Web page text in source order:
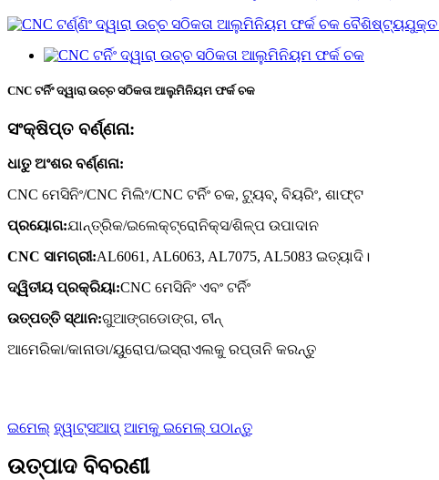
CNC ଟର୍ନିଂ ଦ୍ୱାରା ଉଚ୍ଚ ସଠିକତା ଆଲୁମିନିୟମ ଫର୍କ ଚକ
ସଂକ୍ଷିପ୍ତ ବର୍ଣ୍ଣନା:
ଧାତୁ ଅଂଶର ବର୍ଣ୍ଣନା:
CNC ମେସିନିଂ/CNC ମିଲିଂ/CNC ଟର୍ନିଂ ଚକ, ଟ୍ୟୁବ୍, ବିୟରିଂ, ଶାଫ୍ଟ
ପ୍ରୟୋଗ:ଯାନ୍ତ୍ରିକ/ଇଲେକ୍ଟ୍ରୋନିକ୍ସ/ଶିଳ୍ପ ଉପାଦାନ
CNC ସାମଗ୍ରୀ:AL6061, AL6063, AL7075, AL5083 ଇତ୍ୟାଦି।
ଦ୍ୱିତୀୟ ପ୍ରକ୍ରିୟା:CNC ମେସିନିଂ ଏବଂ ଟର୍ନିଂ
ଉତ୍ପତ୍ତି ସ୍ଥାନ:ଗୁଆଙ୍ଗଡୋଙ୍ଗ, ଚୀନ୍
ଆମେରିକା/କାନାଡା/ୟୁରୋପ/ଇସ୍ରାଏଲକୁ ରପ୍ତାନି କରନ୍ତୁ
ଇମେଲ୍ ହ୍ୱାଟ୍ସଆପ୍ ଆମକୁ ଇମେଲ୍ ପଠାନ୍ତୁ
ଉତ୍ପାଦ ବିବରଣୀ